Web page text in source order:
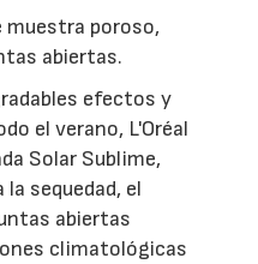
muestra poroso,
abiertas.
efectos y
el verano, L'Oréal
Solar Sublime,
sequedad, el
abiertas
climatológicas